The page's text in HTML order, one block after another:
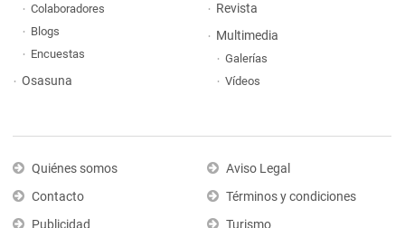
Colaboradores
Blogs
Encuestas
Osasuna
Revista
Multimedia
Galerías
Vídeos
Quiénes somos
Contacto
Aviso Legal
Términos y condiciones